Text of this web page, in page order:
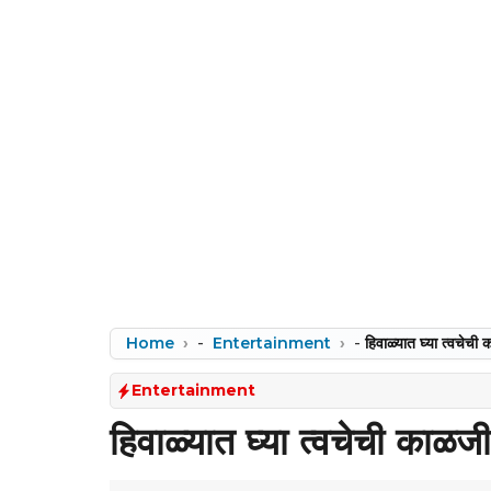
Home - Entertainment -हिवाळ्यात घ्या त्वचेची
Entertainment
हिवाळ्यात घ्या त्वचेची काळजी